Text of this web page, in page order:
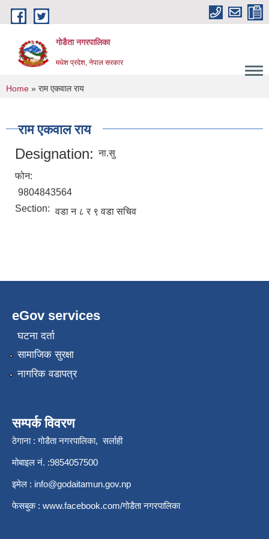
Skip to main content
गोडैता नगरपालिका
मधेश प्रदेश, नेपाल सरकार
You are here
Home » राम एकवाल राय
राम एकवाल राय
Designation: ना.सु
फोन:
9804843564
Section: वडा न ८ र ९ वडा सचिव
eGov services
घटना दर्ता
सामाजिक सुरक्षा
नागरिक वडापत्र
सम्पर्क विवरण
ठेगाना : गोडैता नगरपालिका, सर्लाही
मोबाइल नं. :9854057500
इमेल : info@godaitamun.gov.np
फेसबुक : www.facebook.com/गोडैता नगरपालिका